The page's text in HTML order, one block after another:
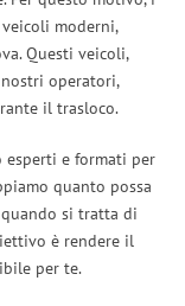
moderni,
Questi veicoli,
operatori,
il trasloco.
e formati per
quanto possa
si tratta di
è rendere il
per te.